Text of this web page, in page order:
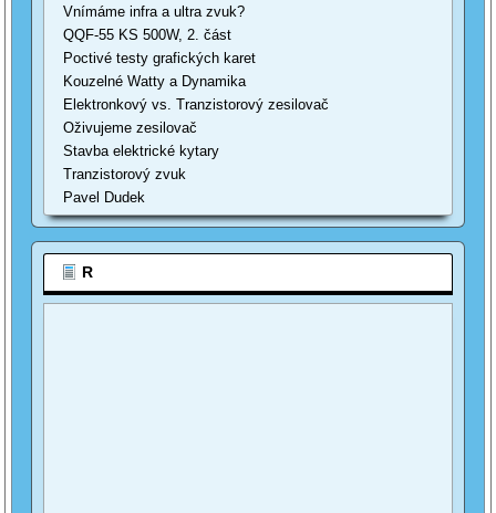
Vnímáme infra a ultra zvuk?
QQF-55 KS 500W, 2. část
Poctivé testy grafických karet
Kouzelné Watty a Dynamika
Elektronkový vs. Tranzistorový zesilovač
Oživujeme zesilovač
Stavba elektrické kytary
Tranzistorový zvuk
Pavel Dudek
R